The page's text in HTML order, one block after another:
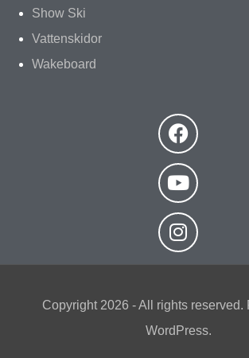
Show Ski
Vattenskidor
Wakeboard
Copyright 2026 - All rights reserved.
WordPress.